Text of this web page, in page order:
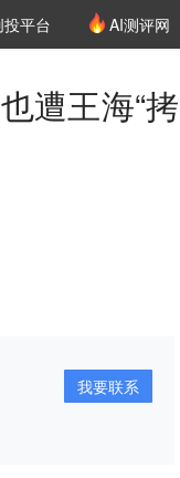
投平台 AI测评网
遭王海“拷
我要联系